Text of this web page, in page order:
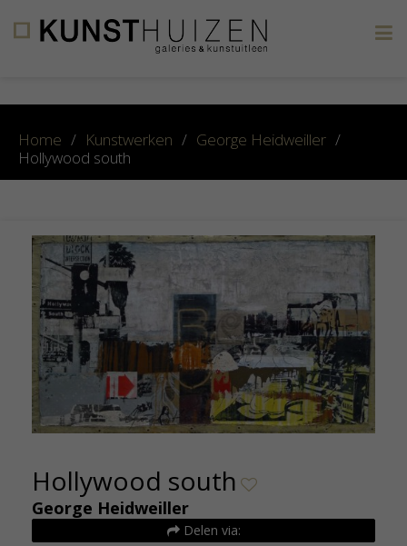
Home / Kunstwerken / George Heidweiller /
Hollywood south
Hollywood south
George Heidweiller
Delen via: